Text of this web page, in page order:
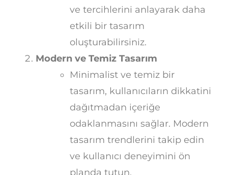
ve tercihlerini anlayarak daha
etkili bir tasarım
oluşturabilirsiniz.
Modern ve Temiz Tasarım
Minimalist ve temiz bir
tasarım, kullanıcıların dikkatini
dağıtmadan içeriğe
odaklanmasını sağlar. Modern
tasarım trendlerini takip edin
ve kullanıcı deneyimini ön
planda tutun.